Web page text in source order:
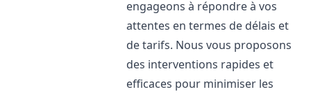
engageons à répondre à vos
attentes en termes de délais et
de tarifs. Nous vous proposons
des interventions rapides et
efficaces pour minimiser les